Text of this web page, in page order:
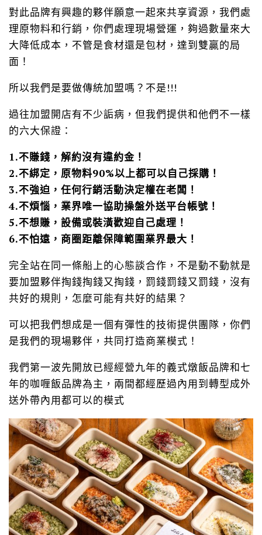
對此品牌有興趣的夥伴願意一起來共享資源，我們處
理原物料和行銷，你們處理現場營運，夠過數量來大
大降低成本，不管是食材還是包材，達到雙贏的局
面！
所以我們是要做傳統加盟嗎？不是!!!
過往加盟開店有不少詬病，但我們提供和他們不一樣
的六大保證：
1.不賺錢，解約沒有違約金！
2.不綁定，原物料90%以上都可以自己採購！
3.不強迫，任何行銷活動決定權在老闆！
4.不煩惱，業界唯一協助操盤外送平台帳號！
5.不想賺，設備或裝潢歡迎自己處理！
6.不怕遠，商圈距離保障範圍業界最大！
完全站在同一條船上的心態談合作，不是動不動就是
要加盟夥伴掏錢掏錢又掏錢，罰錢罰錢又罰錢，沒有
共好的規則，怎麼可能有共好的結果？
可以把我們想成是一個有彈性的技術提供團隊，你們
是我們的現場夥伴，共同打造商業模式！
我們第一波先開放已經經營九年的義式燉飯品牌和七
年的咖喱飯品牌為主，兩間都經歷過內用到轉型成外
送外帶內用都可以的模式